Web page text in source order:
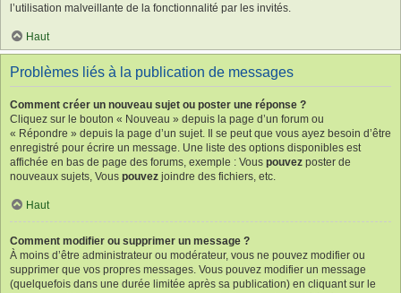
l’utilisation malveillante de la fonctionnalité par les invités.
Haut
Problèmes liés à la publication de messages
Comment créer un nouveau sujet ou poster une réponse ?
Cliquez sur le bouton « Nouveau » depuis la page d’un forum ou
« Répondre » depuis la page d’un sujet. Il se peut que vous ayez besoin d’être
enregistré pour écrire un message. Une liste des options disponibles est
affichée en bas de page des forums, exemple : Vous pouvez poster de
nouveaux sujets, Vous pouvez joindre des fichiers, etc.
Haut
Comment modifier ou supprimer un message ?
À moins d’être administrateur ou modérateur, vous ne pouvez modifier ou
supprimer que vos propres messages. Vous pouvez modifier un message
(quelquefois dans une durée limitée après sa publication) en cliquant sur le